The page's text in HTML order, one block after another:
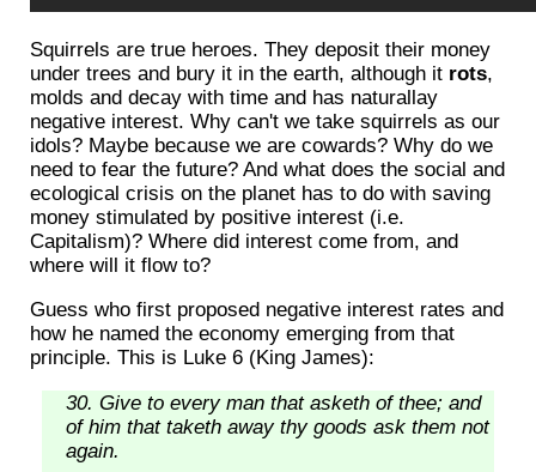
Squirrels are true heroes. They deposit their money
under trees and bury it in the earth, although it rots,
molds and decay with time and has naturallay
negative interest. Why can't we take squirrels as our
idols? Maybe because we are cowards? Why do we
need to fear the future? And what does the social and
ecological crisis on the planet has to do with saving
money stimulated by positive interest (i.e.
Capitalism)? Where did interest come from, and
where will it flow to?
Guess who first proposed negative interest rates and
how he named the economy emerging from that
principle. This is Luke 6 (King James):
Give to every man that asketh of thee; and
of him that taketh away thy goods ask them not
again.